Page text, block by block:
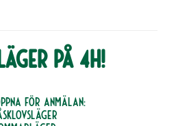
på 4H!
för anmälan: